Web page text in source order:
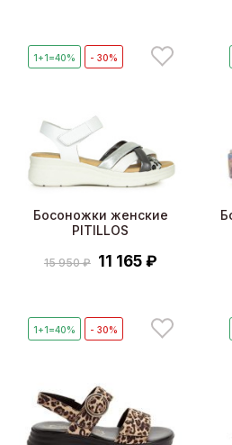
1+1=40% - 30%
Босоножки женские
PITILLOS
15 950 ₽ 11 165 ₽
1+1=40% - 30%